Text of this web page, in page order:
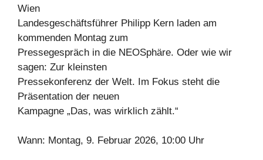
Wien
Landesgeschäftsführer Philipp Kern laden am
kommenden Montag zum
Pressegespräch in die NEOSphäre. Oder wie wir
sagen: Zur kleinsten
Pressekonferenz der Welt. Im Fokus steht die
Präsentation der neuen
Kampagne „Das, was wirklich zählt.“
Wann: Montag, 9. Februar 2026, 10:00 Uhr